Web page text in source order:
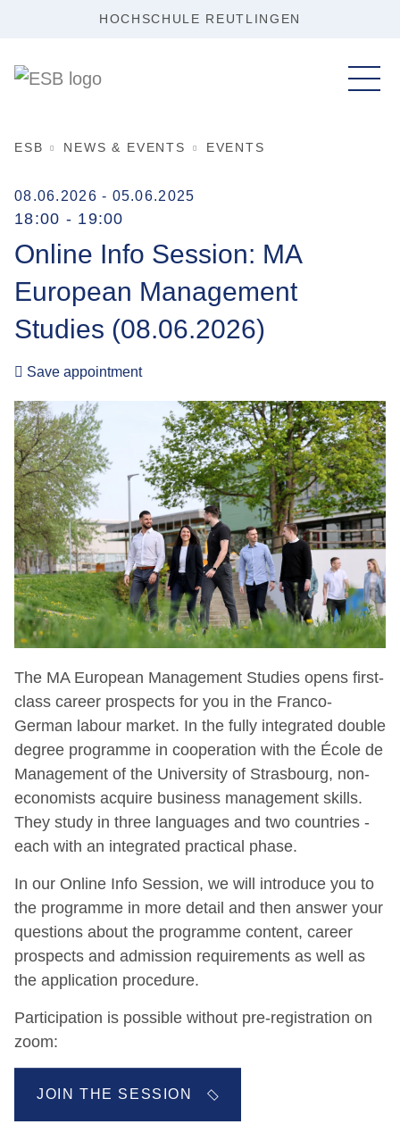
HOCHSCHULE REUTLINGEN
ESB NEWS & EVENTS EVENTS
08.06.2026 - 05.06.2025
18:00 - 19:00
Online Info Session: MA
European Management
Studies (08.06.2026)
Save appointment
The MA European Management Studies opens first-
class career prospects for you in the Franco-
German labour market. In the fully integrated double
degree programme in cooperation with the École de
Management of the University of Strasbourg, non-
economists acquire business management skills.
They study in three languages and two countries -
each with an integrated practical phase.
In our Online Info Session, we will introduce you to
the programme in more detail and then answer your
questions about the programme content, career
prospects and admission requirements as well as
the application procedure.
Participation is possible without pre-registration on
zoom:
JOIN THE SESSION